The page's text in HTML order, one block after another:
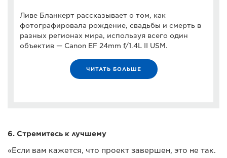
Ливе Бланкерт рассказывает о том, как
фотографировала рождение, свадьбы и смерть в
разных регионах мира, используя всего один
объектив — Canon EF 24mm f/1.4L II USM.
ЧИТАТЬ БОЛЬШЕ
6. Стремитесь к лучшему
«Если вам кажется, что проект завершен, это не так.